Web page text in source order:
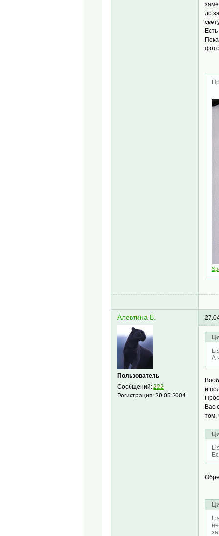
до
Алевтина В.
Пользователь
Сообщений:222
Регистрация:29.05.2004
А
и
Вас
том,